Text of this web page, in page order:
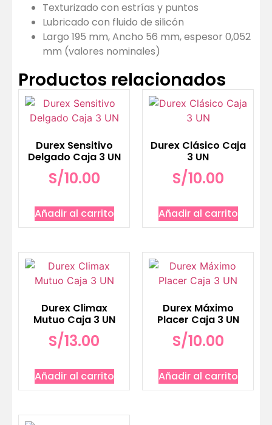
Texturizado con estrías y puntos
Lubricado con fluido de silicón
Largo 195 mm, Ancho 56 mm, espesor 0,052
mm (valores nominales)
Productos relacionados
Durex Sensitivo
Delgado Caja 3 UN
S/10.00
Añadir al carrito
Durex Clásico Caja
3 UN
S/10.00
Añadir al carrito
Durex Climax
Mutuo Caja 3 UN
S/13.00
Añadir al carrito
Durex Máximo
Placer Caja 3 UN
S/10.00
Añadir al carrito